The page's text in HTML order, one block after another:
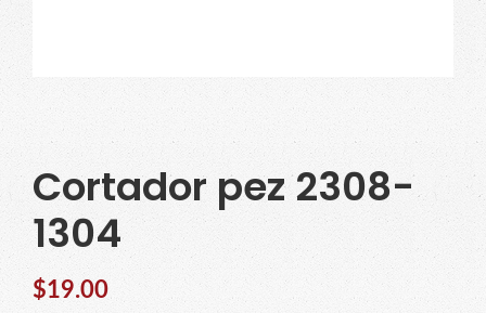
Cortador pez 2308-
1304
$19.00